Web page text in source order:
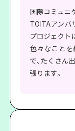
国際コミュニ
TOITAアンバ
プロジェクト
色々なことを
で、たくさん
張ります。